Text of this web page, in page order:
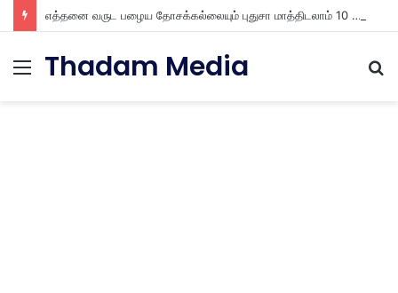
எத்தனை வருட பழைய தோசக்கல்லையும் புதுசா மாத்திடலாம் 10 நிமிடத்தில் பழைய தோசக்கல்லை பள பள என மாத்திடலாம்
Menu
Thadam Media